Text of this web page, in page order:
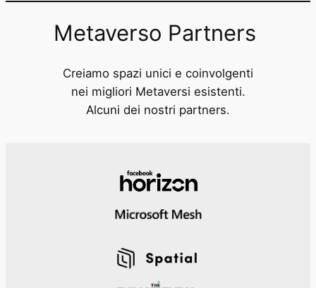
Metaverso Partners
Creiamo spazi unici e coinvolgenti
nei migliori Metaversi esistenti.
Alcuni dei nostri partners.